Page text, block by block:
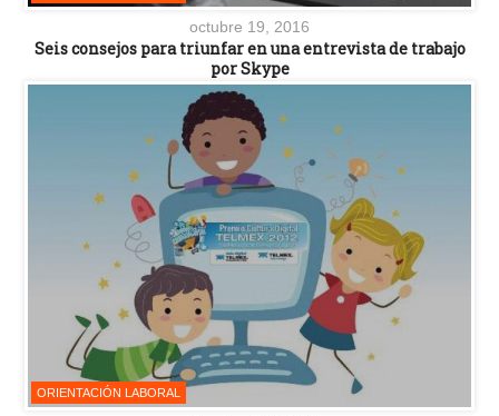
octubre 19, 2016
Seis consejos para triunfar en una entrevista de trabajo
por Skype
ORIENTACIÓN LABORAL